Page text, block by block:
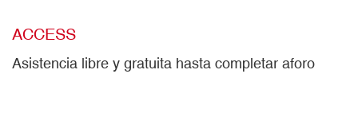
ACCESS
Asistencia libre y gratuita hasta completar aforo